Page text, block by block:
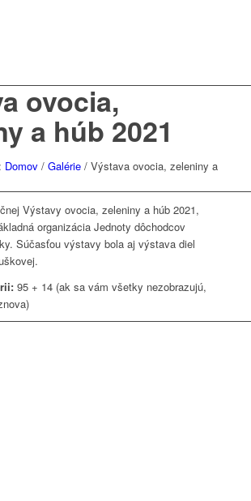
ovocia,
a húb 2021
Domov / Galérie / Výstava ovocia, zeleniny a
Výstavy ovocia, zeleniny a húb 2021,
organizácia Jednoty dôchodcov
Súčasťou výstavy bola aj výstava diel
95 + 14 (ak sa vám všetky nezobrazujú,